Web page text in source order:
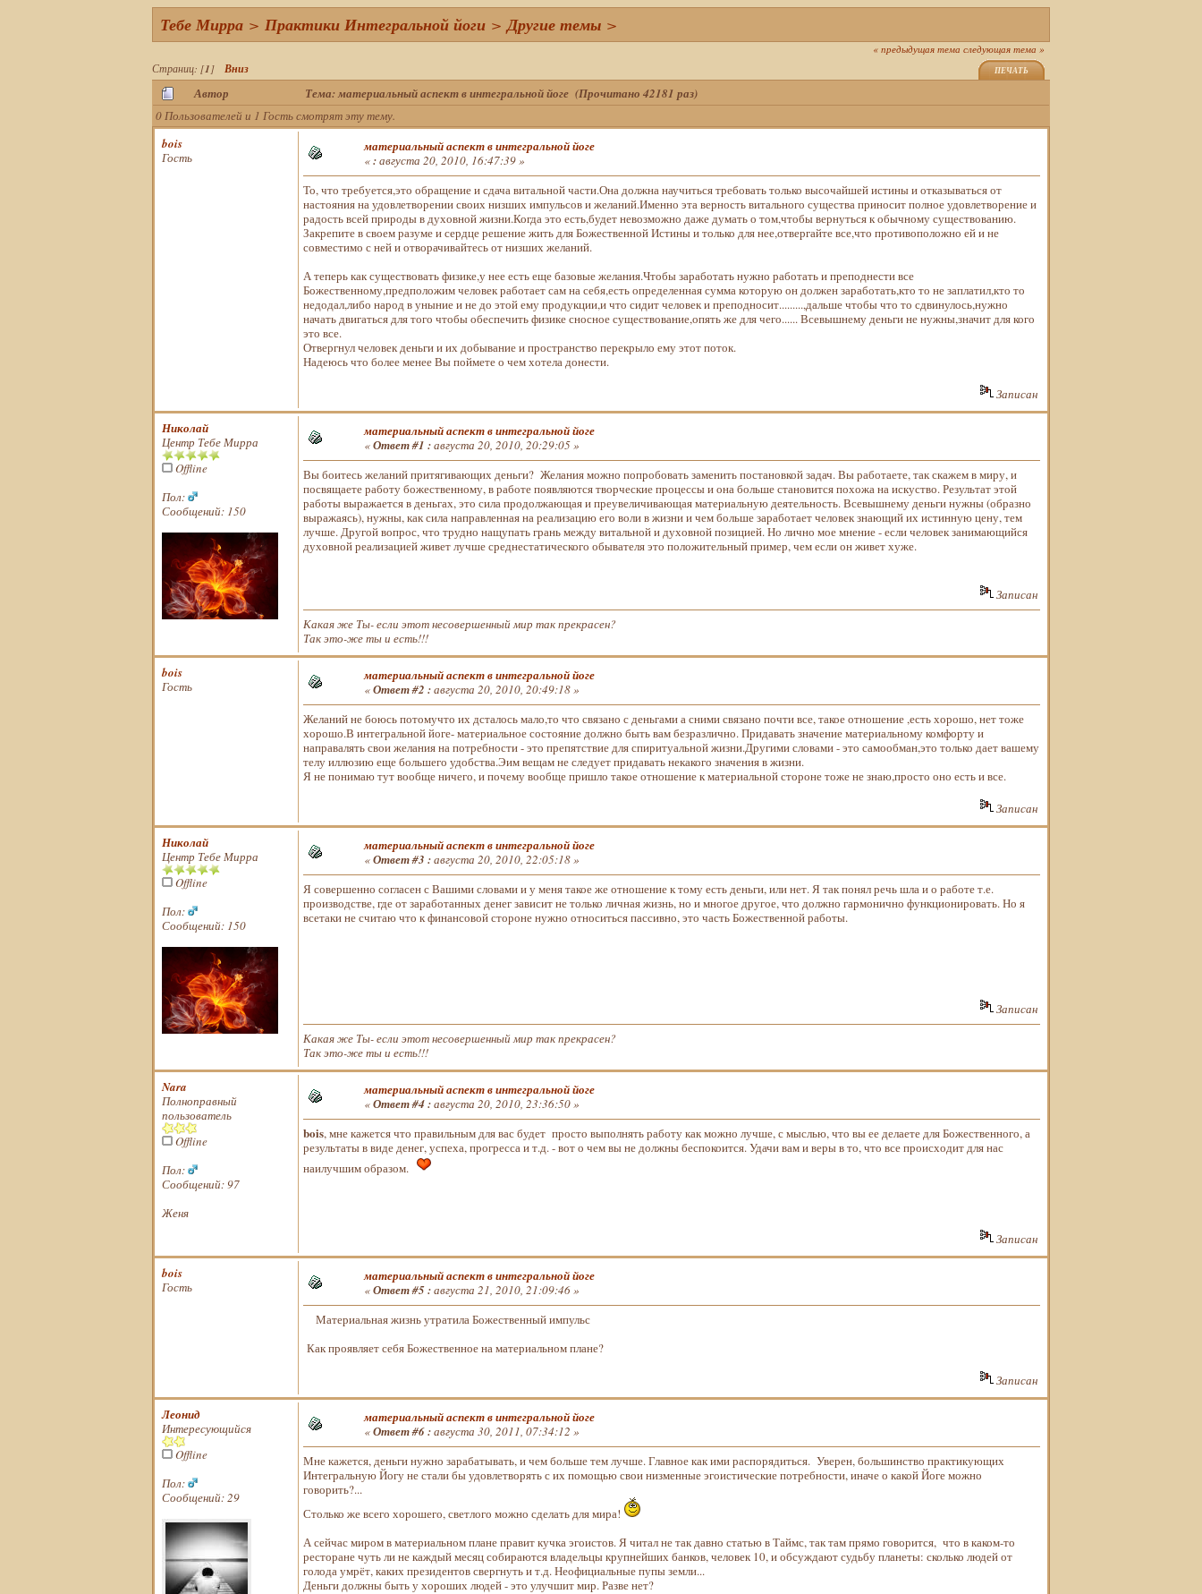
Тебе Мирра > Практики Интегральной йоги > Другие темы >
Страниц: [1] Вниз
« предыдущая тема следующая тема »
ПЕЧАТЬ
Автор
Тема: материальный аспект в интегральной йоге (Прочитано 42181 раз)
0 Пользователей и 1 Гость смотрят эту тему.
bois
Гость
материальный аспект в интегральной йоге
«:августа 20, 2010, 16:47:39 »
То, что требуется,это обращение и сдача витальной части.Она должна научиться требовать только высочайшей истины и отказываться от
настояния на удовлетворении своих низших импульсов и желаний.Именно эта верность витального существа приносит полное удовлетворение и
радость всей природы в духовной жизни.Когда это есть,будет невозможно даже думать о том,чтобы вернуться к обычному существованию.
Закрепите в своем разуме и сердце решение жить для Божественной Истины и только для нее,отвергайте все,что противоположно ей и не
совместимо с ней и отворачивайтесь от низших желаний.
А теперь как существовать физике,у нее есть еще базовые желания.Чтобы заработать нужно работать и преподнести все
Божественному,предположим человек работает сам на себя,есть определенная сумма которую он должен заработать,кто то не заплатил,кто то
недодал,либо народ в уныние и не до этой ему продукции,и что сидит человек и преподносит.........,дальше чтобы что то сдвинулось,нужно
начать двигаться для того чтобы обеспечить физике сносное существование,опять же для чего...... Всевышнему деньги не нужны,значит для кого
это все.
Отвергнул человек деньги и их добывание и пространство перекрыло ему этот поток.
Надеюсь что более менее Вы поймете о чем хотела донести.
Записан
Николай
Центр Тебе Мирра
Offline
Пол:
Сообщений: 150
материальный аспект в интегральной йоге
«Ответ #1 :августа 20, 2010, 20:29:05 »
Вы боитесь желаний притягивающих деньги? Желания можно попробовать заменить постановкой задач. Вы работаете, так скажем в миру, и
посвящаете работу божественному, в работе появляются творческие процессы и она больше становится похожа на искуство. Результат этой
работы выражается в деньгах, это сила продолжающая и преувеличивающая материальную деятельность. Всевышнему деньги нужны (образно
выражаясь), нужны, как сила направленная на реализацию его воли в жизни и чем больше заработает человек знающий их истинную цену, тем
лучше. Другой вопрос, что трудно нащупать грань между витальной и духовной позицией. Но лично мое мнение - если человек занимающийся
духовной реализацией живет лучше среднестатического обывателя это положительный пример, чем если он живет хуже.
Записан
Какая же Ты- если этот несовершенный мир так прекрасен?
Так это-же ты и есть!!!
bois
Гость
материальный аспект в интегральной йоге
«Ответ #2 :августа 20, 2010, 20:49:18 »
Желаний не боюсь потомучто их дсталось мало,то что связано с деньгами а сними связано почти все, такое отношение ,есть хорошо, нет тоже
хорошо.В интегральной йоге- материальное состояние должно быть вам безразлично. Придавать значение материальному комфорту и
направалять свои желания на потребности - это препятствие для спиритуальной жизни.Другими словами - это самообман,это только дает вашему
телу иллюзию еще большего удобства.Эим вещам не следует придавать некакого значения в жизни.
Я не понимаю тут вообще ничего, и почему вообще пришло такое отношение к материальной стороне тоже не знаю,просто оно есть и все.
Записан
Николай
Центр Тебе Мирра
Offline
Пол:
Сообщений: 150
материальный аспект в интегральной йоге
«Ответ #3 :августа 20, 2010, 22:05:18 »
Я совершенно согласен с Вашими словами и у меня такое же отношение к тому есть деньги, или нет. Я так понял речь шла и о работе т.е.
производстве, где от заработанных денег зависит не только личная жизнь, но и многое другое, что должно гармонично функционировать. Но я
всетаки не считаю что к финансовой стороне нужно относиться пассивно, это часть Божественной работы.
Записан
Какая же Ты- если этот несовершенный мир так прекрасен?
Так это-же ты и есть!!!
Nara
Полноправный
пользователь
Offline
Пол:
Сообщений: 97
Женя
материальный аспект в интегральной йоге
«Ответ #4 :августа 20, 2010, 23:36:50 »
bois, мне кажется что правильным для вас будет просто выполнять работу как можно лучше, с мыслью, что вы ее делаете для Божественного, а
результаты в виде денег, успеха, прогресса и т.д. - вот о чем вы не должны беспокоится. Удачи вам и веры в то, что все происходит для нас
наилучшим образом.
Записан
bois
Гость
материальный аспект в интегральной йоге
«Ответ #5 :августа 21, 2010, 21:09:46 »
Материальная жизнь утратила Божественный импульс
Как проявляет себя Божественное на материальном плане?
Записан
Леонид
Интересующийся
Offline
Пол:
Сообщений: 29
материальный аспект в интегральной йоге
«Ответ #6 :августа 30, 2011, 07:34:12 »
Мне кажется, деньги нужно зарабатывать, и чем больше тем лучше. Главное как ими распорядиться. Уверен, большинство практикующих
Интегральную Йогу не стали бы удовлетворять с их помощью свои низменные эгоистические потребности, иначе о какой Йоге можно
говорить?...
Столько же всего хорошего, светлого можно сделать для мира!
А сейчас миром в материальном плане правит кучка эгоистов. Я читал не так давно статью в Таймс, так там прямо говорится, что в каком-то
ресторане чуть ли не каждый месяц собираются владельцы крупнейших банков, человек 10, и обсуждают судьбу планеты: сколько людей от
голода умрёт, каких президентов свергнуть и т.д. Неофициальные пупы земли...
Деньги должны быть у хороших людей - это улучшит мир. Разве нет?